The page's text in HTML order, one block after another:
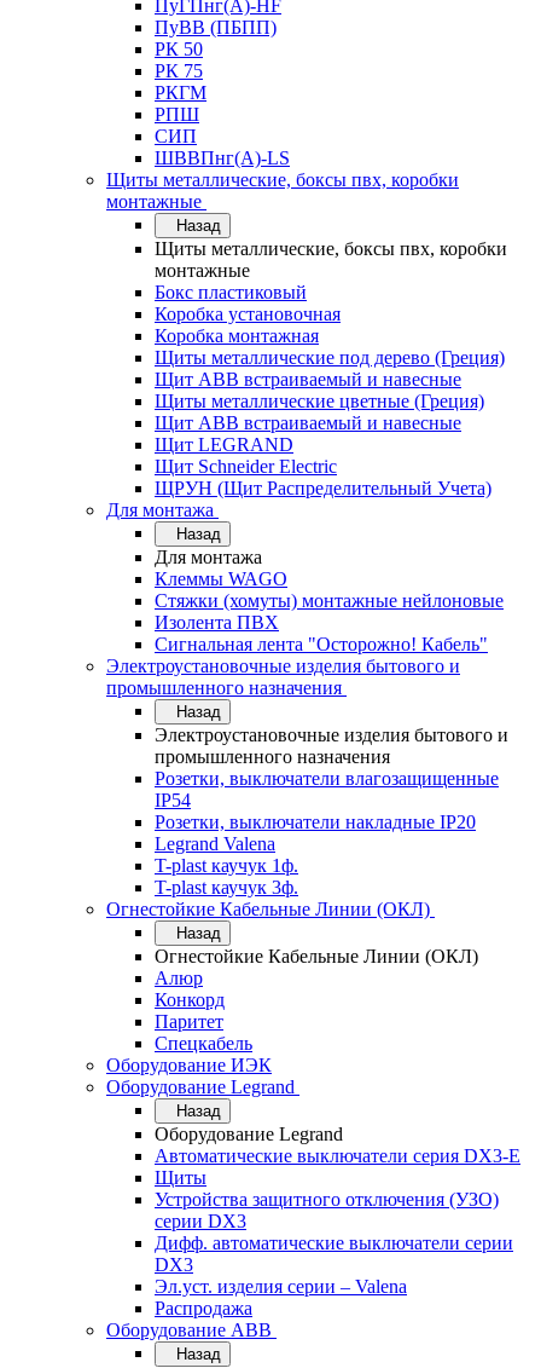
ПуГПнг(А)-HF
ПуВВ (ПБПП)
РК 50
РК 75
РКГМ
РПШ
СИП
ШВВПнг(А)-LS
Щиты металлические, боксы пвх, коробки
монтажные
Назад
Щиты металлические, боксы пвх, коробки
монтажные
Бокс пластиковый
Коробка установочная
Коробка монтажная
Щиты металлические под дерево (Греция)
Щит ABB встраиваемый и навесные
Щиты металлические цветные (Греция)
Щит ABB встраиваемый и навесные
Щит LEGRAND
Щит Schneider Electric
ЩРУН (Щит Распределительный Учета)
Для монтажа
Назад
Для монтажа
Клеммы WAGO
Стяжки (хомуты) монтажные нейлоновые
Изолента ПВХ
Сигнальная лента "Осторожно! Кабель"
Электроустановочные изделия бытового и
промышленного назначения
Назад
Электроустановочные изделия бытового и
промышленного назначения
Розетки, выключатели влагозащищенные
IP54
Розетки, выключатели накладные IP20
Legrand Valena
T-plast каучук 1ф.
T-plast каучук 3ф.
Огнестойкие Кабельные Линии (ОКЛ)
Назад
Огнестойкие Кабельные Линии (ОКЛ)
Алюр
Конкорд
Паритет
Спецкабель
Оборудование ИЭК
Оборудование Legrand
Назад
Оборудование Legrand
Автоматические выключатели серия DX3-E
Щиты
Устройства защитного отключения (УЗО)
серии DX3
Дифф. автоматические выключатели серии
DX3
Эл.уст. изделия серии – Valena
Распродажа
Оборудование АВВ
Назад